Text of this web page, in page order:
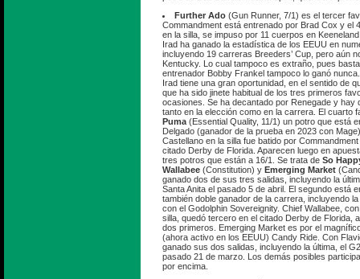
Further Ado (Gun Runner, 7/1) es el tercer
Commandment está entrenado por Brad Cox y el
en la silla, se impuso por 11 cuerpos en
Irad ha ganado la estadística de los EEUU en
incluyendo 19 carreras Breeders’ Cup, pero aún
Kentucky. Lo cual tampoco es extraño, pues
entrenador Bobby Frankel tampoco lo ganó
Irad tiene una gran oportunidad, en el sentido de
que ha sido jinete habitual de los tres primeros
ocasiones. Se ha decantado por Renegade y hay
tanto en la elección como en la carrera. El cuarto
Puma (Essential Quality, 11/1) un potro que está
Delgado (ganador de la prueba en 2023 con
Castellano en la silla fue batido por
citado Derby de Florida. Aparecen luego en
tres potros que están a 16/1. Se trata de So
Wallabee (Constitution) y Emerging Market
ganado dos de sus tres salidas, incluyendo la
Santa Anita el pasado 5 de abril. El segundo está
también doble ganador de la carrera, incluyendo
con el Godolphin Sovereignity. Chief Wallabee,
silla, quedó tercero en el citado Derby de Florida,
dos primeros. Emerging Market es por el
(ahora activo en los EEUU) Candy Ride. Con
ganado sus dos salidas, incluyendo la última, el
pasado 21 de marzo. Los demás posibles
por encima.